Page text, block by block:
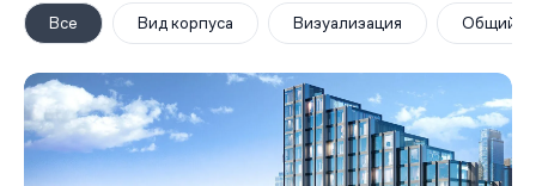
Все Вид корпуса Визуализация Общий